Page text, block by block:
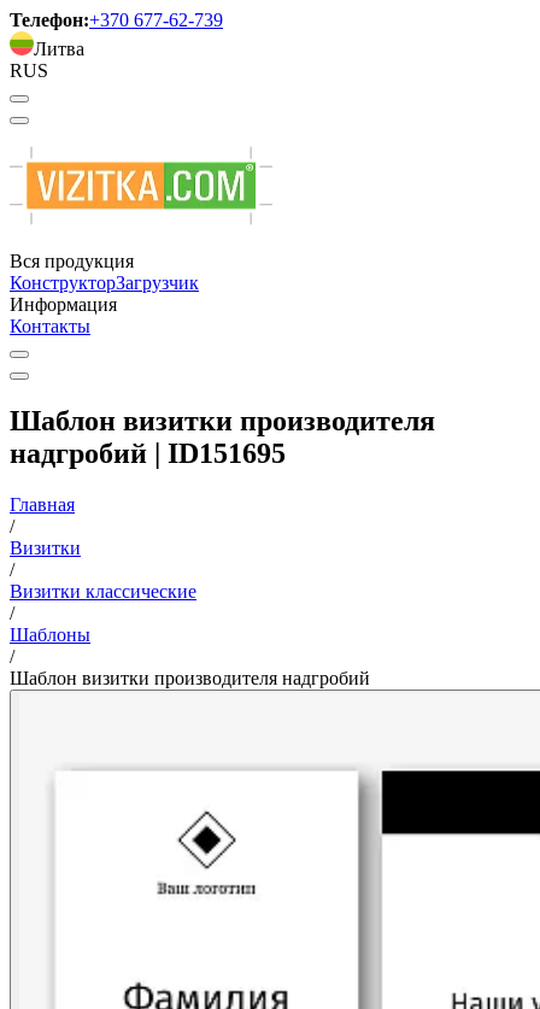
Телефон:+370 677-62-739
Литва
RUS
Вся продукция
КонструкторЗагрузчик
Информация
Контакты
Шаблон визитки производителя
надгробий | ID151695
Главная
/
Визитки
/
Визитки классические
/
Шаблоны
/
Шаблон визитки производителя надгробий